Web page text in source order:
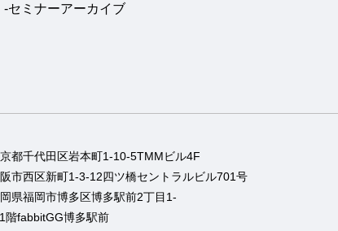
-セミナーアーカイブ
都千代田区岩本町1-10-5TMMビル4F
市西区新町1-3-12四ツ橋セントラルビル701号
県福岡市博多区博多駅前2丁目1-
階fabbitGG博多駅前